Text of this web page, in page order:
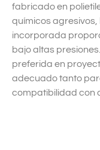
fabricado en
químicos agresivos,
incorporada
bajo altas
preferida en
adecuado tanto
compatibilidad con